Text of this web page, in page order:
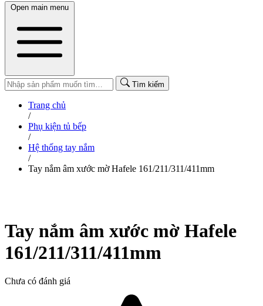
Open main menu
Tìm kiếm
Trang chủ
/
Phụ kiện tủ bếp
/
Hệ thống tay nắm
/
Tay nắm âm xước mờ Hafele 161/211/311/411mm
Tay nắm âm xước mờ Hafele
161/211/311/411mm
Chưa có đánh giá